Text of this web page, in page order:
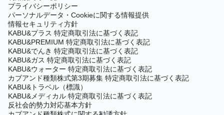
プライバシーポリシー
パーソナルデータ・Cookieに関する情報提供
情報セキュリティ方針
KABU&プラス 特定商取引法に基づく表記
KABU&PREMIUM 特定商取引法に基づく表記
KABU&でんき 特定商取引法に基づく表記
KABU&ガス 特定商取引法に基づく表記
KABU&ウォーター 特定商取引法に基づく表記
カブアンド種類株式第3期募集 特定商取引法に基づく表記
KABU&トラベル（標識）
KABU&メディカル 特定商取引法に基づく表記
反社会的勢力対応基本方針